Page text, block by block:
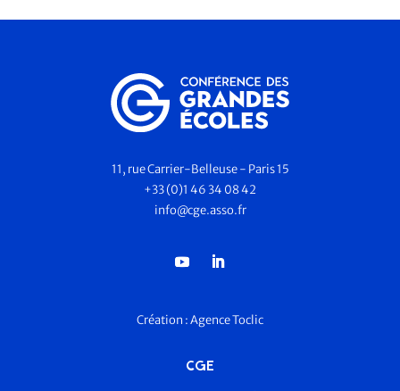
11, rue Carrier-Belleuse - Paris 15
+33 (0)1 46 34 08 42
info@cge.asso.fr
Création :Agence Toclic
CGE